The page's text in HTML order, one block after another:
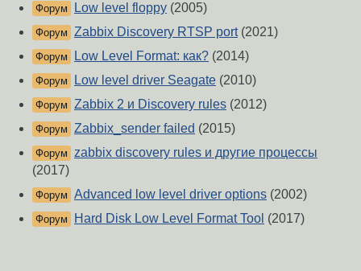
Форум Low level floppy (2005)
Форум Zabbix Discovery RTSP port(2021)
Форум Low Level Format: как? (2014)
Форум Low level driver Seagate (2010)
Форум Zabbix 2 и Discovery rules (2012)
Форум Zabbix_sender failed (2015)
Форум
zabbix discovery rules и другие процессы
(2017)
Форум Advanced low level driver options (2002)
Форум Hard Disk Low Level Format Tool (2017)